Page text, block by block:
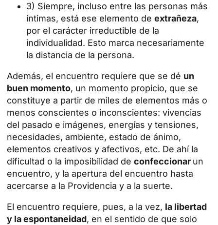
3) Siempre, incluso entre las personas más
íntimas, está ese elemento de extrañeza,
por el carácter irreductible de la
individualidad. Esto marca necesariamente
la distancia de la persona.
Además, el encuentro requiere que se dé un
buen momento, un momento propicio, que se
constituye a partir de miles de elementos más o
menos conscientes o inconscientes: vivencias
del pasado e imágenes, energías y tensiones,
necesidades, ambiente, estado de ánimo,
elementos creativos y afectivos, etc. De ahí la
dificultad o la imposibilidad de confeccionar un
encuentro, y la apertura del encuentro hasta
acercarse a la Providencia y a la suerte.
El encuentro requiere, pues, a la vez, la libertad
y la espontaneidad, en el sentido de que solo